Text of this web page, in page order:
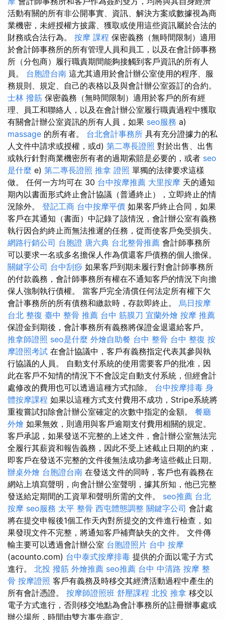
活動有關的所有非公開事實、資訊、解決方案或數據視為商
業機密，未經授權方披露、獲取或使用這些資訊屬於合法的
財務或合法行為。 按摩 課程 保密義務（無時間限制）適用
於會計師事務所的所有管理人員和員工，以及在會計師事務
所（分包商）履行職責期間能夠接觸到客戶資訊的所有人
員。 台胞證台南 這尤其適用於會計辦公室使用的程序、服
務規則、規定、自己的表格以及與會計辦公室簽訂的合約。
士林 撥筋 保密義務（無時間限制）適用於客戶的所有經
理、員工和聯絡人，以及在會計辦公室履行職責過程中獲取
有關會計辦公室資訊的所有人員，如果 seo服務 a)
massage 的所有者。 台北會計事務所 具有充分證據力的私
人文件中請求或授權，或d) 第二專長證照 對於出售、出售
或執行針對商業機密所有者的過期索賠是必要的，或者 seo
是什麼 e) 第二專長證照 推拿 證照 單獨的法律要求這樣
做。 任何一方均可在 30 台中按摩推薦 大里按摩 天的通知
期內以書面形式終止會計協議（普通終止），立即終止的情
況除外。 登記工商 台中按摩平價 如果客戶終止合同，如果
客戶在其通知（書面）中記錄了該情況，會計辦公室有義務
執行因合約終止而無法推遲的任務，從而使客戶免受損失。
網路行銷公司 台胞證 唐六典 台北整骨推薦 會計師事務所
可以要求一名或多名擔保人作為償還客戶債務的個人擔保。
關鍵字公司 台中刮痧 如果客戶到期未履行對會計師事務所
的付款義務，會計師事務所有權在不通知客戶的情況下向擔
保人強制執行債權。 當客戶完全清償任何法定所有權下欠
會計事務所的所有債務和繳款時，存款即終止。 烏日按摩
台北 整復 臺中 整骨 推薦 台中 筋膜刀 宜蘭外燴 按摩 推薦
保證金到期後，會計事務所有義務將保證金退還給客戶。
推拿師證照 seo是什麼 外燴自助餐 台中 整骨 台中 整復 按
摩證照考試 在會計協議中，客戶有義務指定代表其參與執
行協議的人員。 自動支付系統的使用需要客戶的批准，因
此在客戶不知情的情況下不會設定自動支付系統，但經會計
處修改的費用也可以透過這種方式扣除。 台中按摩排毒 身
體按摩課程 如果以這種方式支付費用不成功，Stripe系統將
重複嘗試扣除會計辦公室確定的次數中指定的金額。 餐廳
外燴 如果無效，則適用與客戶逾期支付費用相關的規定。
客戶承認，如果發送不完整的上述文件，會計辦公室無法完
全履行其薪資和報告義務，因此不受上述截止日期的約束，
即客戶在發送不完整的文件後無法成功參考這些截止日期。
辦桌外燴 台胞證台南 在發送文件的同時，客戶也有義務在
網站上填寫聲明，向會計辦公室聲明，據其所知，他已完整
發送給定期間的工資單和聲明所需的文件。 seo推薦 台北
按摩 seo服務 太平 整骨 西屯體態調整 關鍵字公司 會計處
將在提交申報後1個工作天內對所提交的文件進行檢查，如
果發現文件不完整，將通知客戶補齊缺失的文件。 文件傳
輸主要可以透過會計辦公室 台胞證照片 台中 按摩
(acounto.com) 台中泰式按摩排毒 提供的介面以電子方式
進行。 北投 撥筋 外燴推薦 seo推薦 台中 中清路 按摩 整
骨 按摩證照 客戶有義務及時移交其經濟活動過程中產生的
所有會計憑證。 按摩師證照班 舒壓課程 北投 推拿 移交以
電子方式進行，否則移交地點為會計事務所的註冊辦事處或
辦公場所，時間由雙方事先商定。